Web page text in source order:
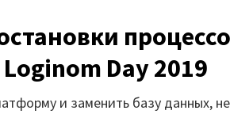
Day 2019
и заменить базу данных,